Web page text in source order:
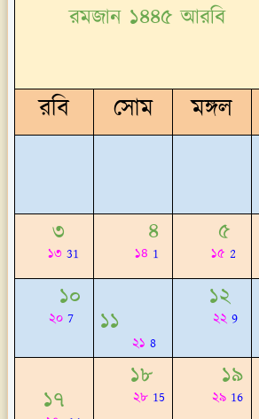
রমজান ১৪৪৫ আরবি
রবি সোম মঙ্গল
৩
১৩31
৪
১৪ 1
৫
১৫ 2
১০
২০ 7 ১১
২১ 8
১২
২২ 9
১৭
১৮
২৮ 15
১৯
২৯ 16